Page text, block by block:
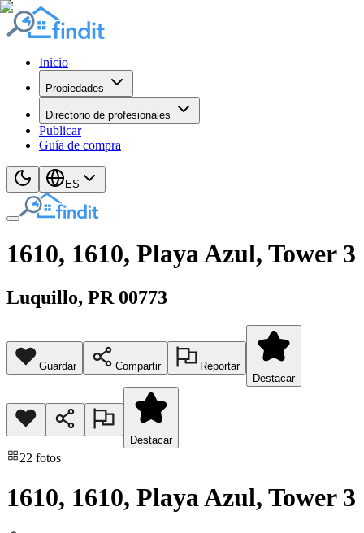
Inicio
Propiedades
Directorio de profesionales
Publicar
Guía de compra
ES
1610, 1610, Playa Azul, Tower 3
Luquillo, PR 00773
Guardar Compartir
Reportar
Destacar
Destacar
22 fotos
1610, 1610, Playa Azul, Tower 3